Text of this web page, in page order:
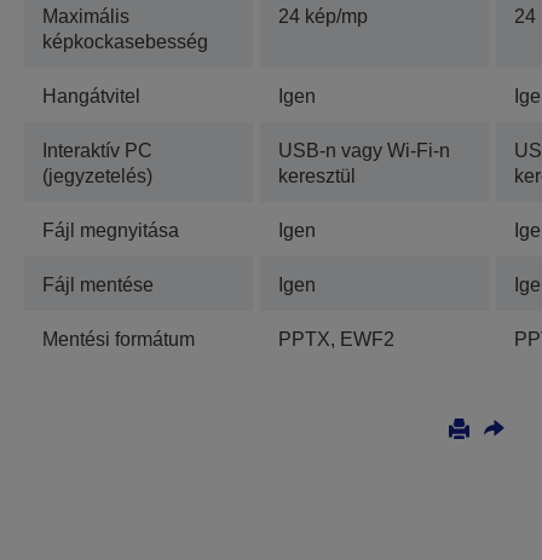
Maximális
képkockasebesség
24 kép/mp 24
Hangátvitel Igen
Interaktív PC
(jegyzetelés)
USB-n vagy Wi-Fi-n
keresztül
Fájl megnyitása Igen
Fájl mentése Igen
Mentési formátum PPTX, EWF2